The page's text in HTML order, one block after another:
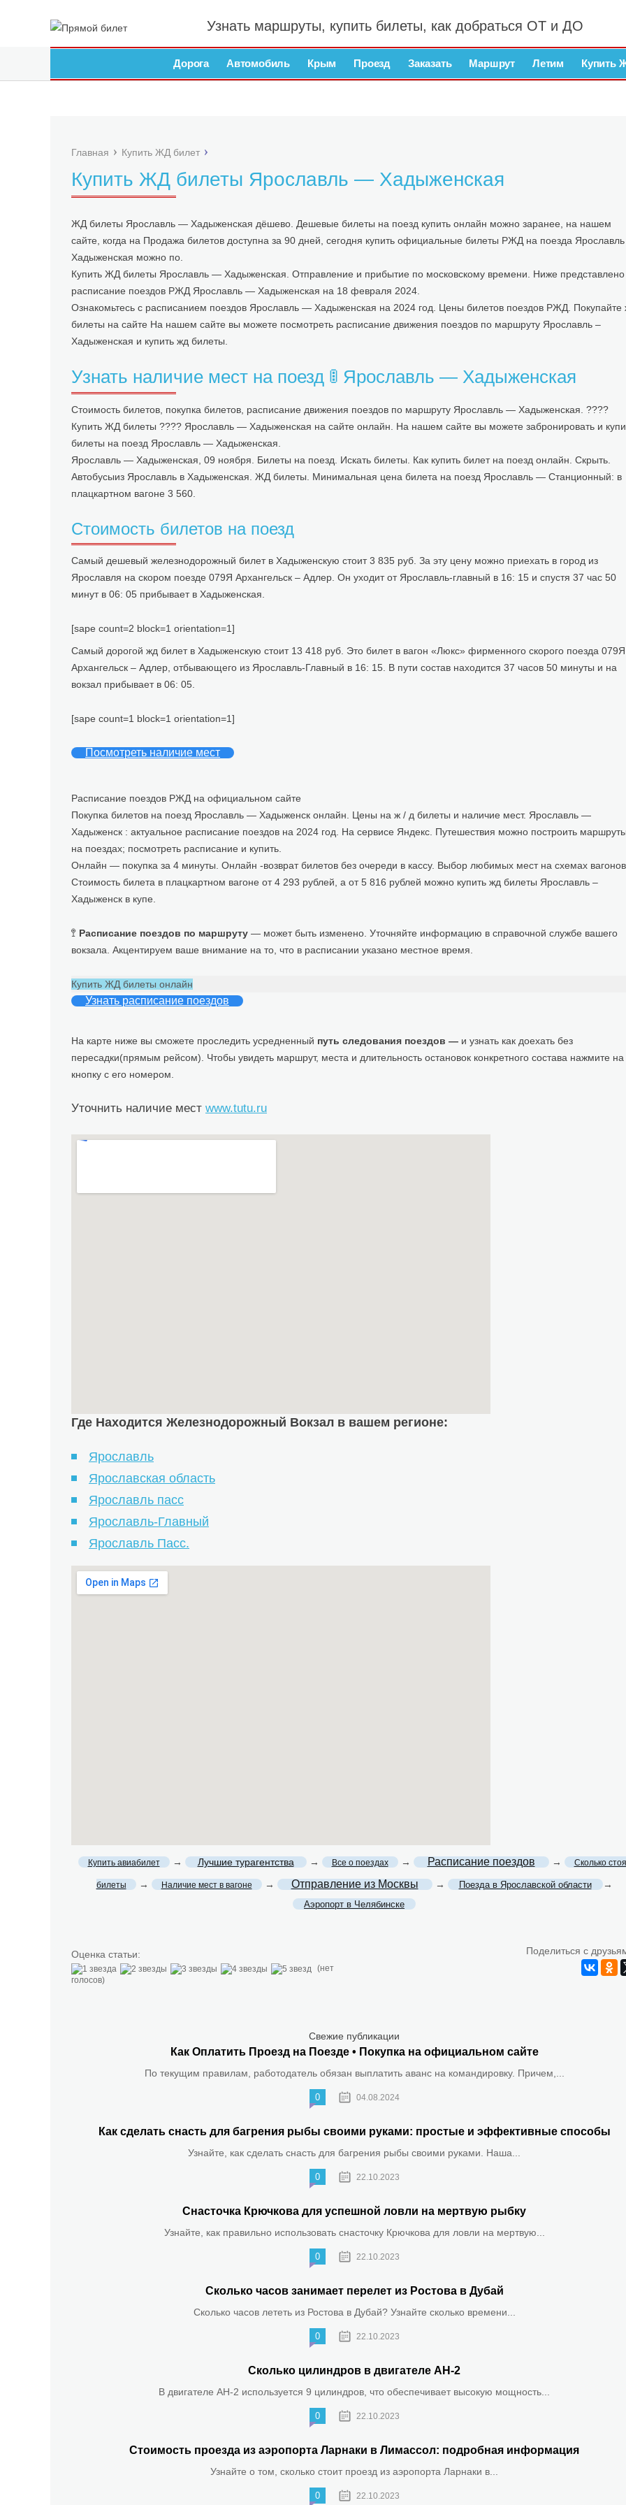
Узнать маршруты, купить билеты, как добраться ОТ и ДО
Дорога Автомобиль Крым Проезд Заказать Маршрут Летим Купить
Главная Купить ЖД билет
Купить ЖД билеты Ярославль — Хадыженская
ЖД билеты Ярославль — Хадыженская дёшево. Дешевые билеты на поезд купить онлайн можно заранее, на нашем
сайте, когда на Продажа билетов доступна за 90 дней, сегодня купить официальные билеты РЖД на поезда
Хадыженская можно по.
Купить ЖД билеты Ярославль — Хадыженская. Отправление и прибытие по московскому времени. Ниже представлено
расписание поездов РЖД Ярославль — Хадыженская на 18 февраля 2024.
Ознакомьтесь с расписанием поездов Ярославль — Хадыженская на 2024 год. Цены билетов поездов РЖД. Покупайте
билеты на сайте На нашем сайте вы можете посмотреть расписание движения поездов по маршруту Ярославль –
Хадыженская и купить жд билеты.
Узнать наличие мест на поезд 🚦 Ярославль — Хадыженская
Стоимость билетов, покупка билетов, расписание движения поездов по маршруту Ярославль — Хадыженская. ????
Купить ЖД билеты ???? Ярославль — Хадыженская на сайте онлайн. На нашем сайте вы можете забронировать и
билеты на поезд Ярославль — Хадыженская.
Ярославль — Хадыженская, 09 ноября. Билеты на поезд. Искать билеты. Как купить билет на поезд онлайн. Скрыть.
Автобусыиз Ярославль в Хадыженская. ЖД билеты. Минимальная цена билета на поезд Ярославль — Станционный: в
плацкартном вагоне 3 560.
Стоимость билетов на поезд
Самый дешевый железнодорожный билет в Хадыженскую стоит 3 835 руб. За эту цену можно приехать в город из
Ярославля на скором поезде 079Я Архангельск – Адлер. Он уходит от Ярославль-главный в 16: 15 и спустя 37 час 50
минут в 06: 05 прибывает в Хадыженская.
[sape count=2 block=1 orientation=1]
Самый дорогой жд билет в Хадыженскую стоит 13 418 руб. Это билет в вагон «Люкс» фирменного скорого поезда 079Я
Архангельск – Адлер, отбывающего из Ярославль-Главный в 16: 15. В пути состав находится 37 часов 50 минуты и на
вокзал прибывает в 06: 05.
[sape count=1 block=1 orientation=1]
Посмотреть наличие мест
Расписание поездов РЖД на официальном сайте
Покупка билетов на поезд Ярославль — Хадыженск онлайн. Цены на ж / д билеты и наличие мест. Ярославль —
Хадыженск : актуальное расписание поездов на 2024 год. На сервисе Яндекс. Путешествия можно построить
на поездах; посмотреть расписание и купить.
Онлайн — покупка за 4 минуты. Онлайн -возврат билетов без очереди в кассу. Выбор любимых мест на схемах
Стоимость билета в плацкартном вагоне от 4 293 рублей, а от 5 816 рублей можно купить жд билеты Ярославль –
Хадыженск в купе.
🚏 Расписание поездов по маршруту — может быть изменено. Уточняйте информацию в справочной службе вашего
вокзала. Акцентируем ваше внимание на то, что в расписании указано местное время.
Купить ЖД билеты онлайн
Узнать расписание поездов
На карте ниже вы сможете проследить усредненный путь следования поездов — и узнать как доехать без
пересадки(прямым рейсом). Чтобы увидеть маршрут, места и длительность остановок конкретного состава нажмите на
кнопку с его номером.
Уточнить наличие мест www.tutu.ru
Где Находится Железнодорожный Вокзал в вашем регионе:
Ярославль
Ярославская область
Ярославль пасс
Ярославль-Главный
Ярославль Пасс.
Купить авиабилет → Лучшие турагентства → Все о поездах → Расписание поездов → Сколько
билеты → Наличие мест в вагоне → Отправление из Москвы → Поезда в Ярославской области →
Аэропорт в Челябинске
Оценка статьи:
(нет
голосов)
Поделиться с
Свежие публикации
Как Оплатить Проезд на Поезде • Покупка на официальном сайте
По текущим правилам, работодатель обязан выплатить аванс на командировку. Причем,...
0 04.08.2024
Как сделать снасть для багрения рыбы своими руками: простые и эффективные способы
Узнайте, как сделать снасть для багрения рыбы своими руками. Наша...
0 22.10.2023
Снасточка Крючкова для успешной ловли на мертвую рыбку
Узнайте, как правильно использовать снасточку Крючкова для ловли на мертвую...
0 22.10.2023
Сколько часов занимает перелет из Ростова в Дубай
Сколько часов лететь из Ростова в Дубай? Узнайте сколько времени...
0 22.10.2023
Сколько цилиндров в двигателе АН-2
В двигателе АН-2 используется 9 цилиндров, что обеспечивает высокую мощность...
0 22.10.2023
Стоимость проезда из аэропорта Ларнаки в Лимассол: подробная информация
Узнайте о том, сколько стоит проезд из аэропорта Ларнаки в...
0 22.10.2023